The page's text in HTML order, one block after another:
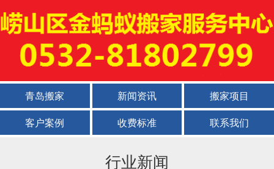
青岛搬家 新闻资讯
搬家项目
客户案例
收费标准 联系我们
行业新闻